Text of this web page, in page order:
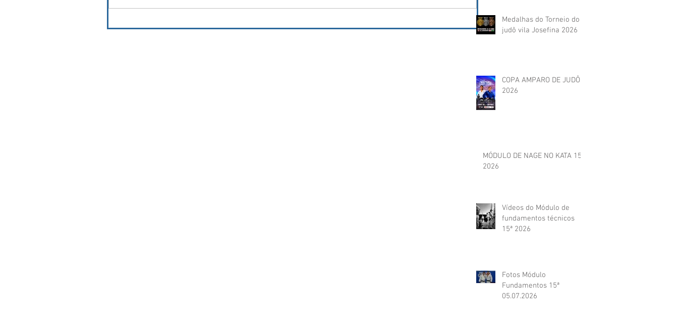
Medalhas do Torneio do
judô vila Josefina 2026
COPA AMPARO DE JUDÔ
2026
MÓDULO DE NAGE NO KATA 15ª
2026
Vídeos do Módulo de
fundamentos técnicos
15ª 2026
Fotos Módulo
Fundamentos 15ª
05.07.2026